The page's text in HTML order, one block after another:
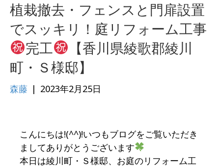
植栽撤去・フェンスと門扉設置
でスッキリ！庭リフォーム工事
完工
【香川県綾歌郡綾川
町・Ｓ様邸】
森藤 | 2023年2月25日
こんにちは!(^^)!いつもブログをご覧いただき
ましてありがとうございます
本日は綾川町・Ｓ様邸、お庭のリフォーム工